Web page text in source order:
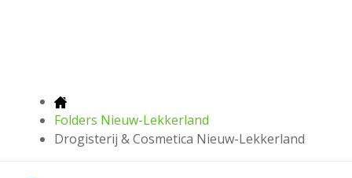
Folders Nieuw-Lekkerland
Drogisterij & Cosmetica Nieuw-Lekkerland